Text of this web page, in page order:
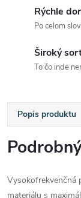
Rýchle
Po celom
Široký
To čo inde
Popis produktu
Vysokofrekvenčná
materiálu s